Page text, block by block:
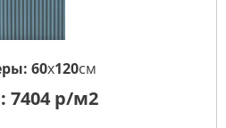
60x120см
7404 р/м2